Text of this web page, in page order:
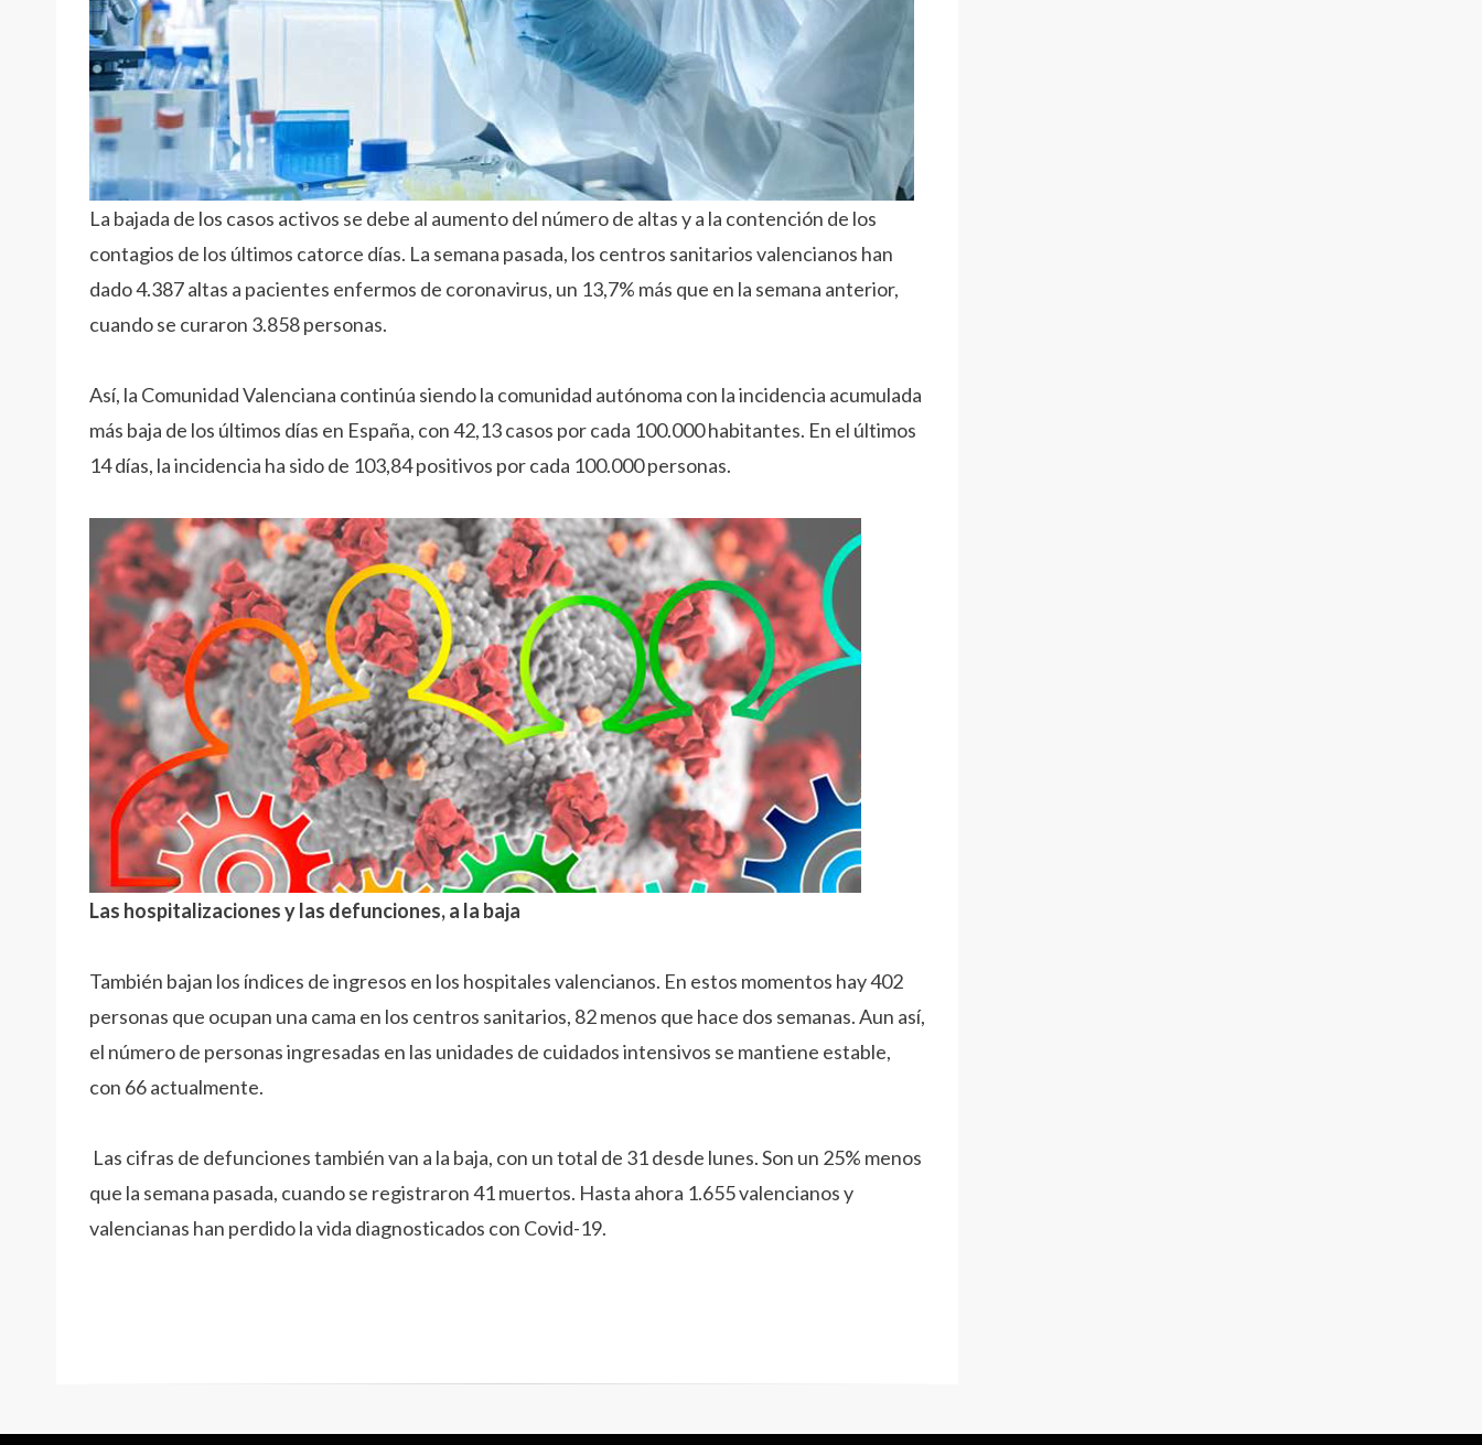
La bajada de los casos activos se debe al aumento del número de altas y a la contención de los
contagios de los últimos catorce días. La semana pasada, los centros sanitarios valencianos han
dado 4.387 altas a pacientes enfermos de coronavirus, un 13,7% más que en la semana anterior,
cuando se curaron 3.858 personas.
Así, la Comunidad Valenciana continúa siendo la comunidad autónoma con la incidencia acumulada
más baja de los últimos días en España, con 42,13 casos por cada 100.000 habitantes. En el últimos
14 días, la incidencia ha sido de 103,84 positivos por cada 100.000 personas.
Las hospitalizaciones y las defunciones, a la baja
También bajan los índices de ingresos en los hospitales valencianos. En estos momentos hay 402
personas que ocupan una cama en los centros sanitarios, 82 menos que hace dos semanas. Aun así,
el número de personas ingresadas en las unidades de cuidados intensivos se mantiene estable,
con 66 actualmente.
Las cifras de defunciones también van a la baja, con un total de 31 desde lunes. Son un 25% menos
que la semana pasada, cuando se registraron 41 muertos. Hasta ahora 1.655 valencianos y
valencianas han perdido la vida diagnosticados con Covid-19.